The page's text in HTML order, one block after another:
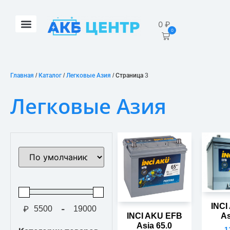
0₽
0
Главная / Каталог /Легковые Азия / Страница 3
Легковые Азия
Сортировка товаров
₽ Мин. цена
-
Макс. цена
INCI AKU EFB
Asia 65.0